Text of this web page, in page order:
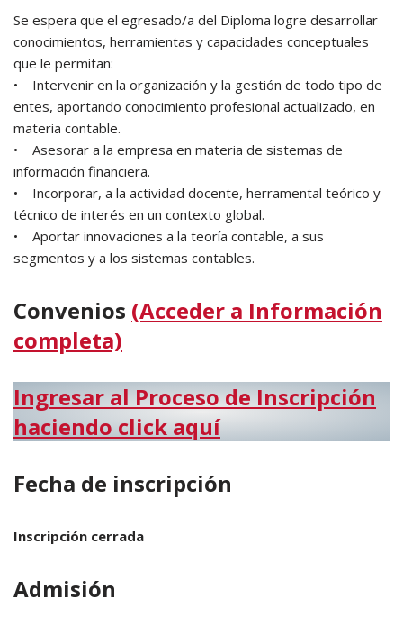
Se espera que el egresado/a del Diploma logre desarrollar
conocimientos, herramientas y capacidades conceptuales
que le permitan:
• Intervenir en la organización y la gestión de todo tipo de
entes, aportando conocimiento profesional actualizado, en
materia contable.
• Asesorar a la empresa en materia de sistemas de
información financiera.
• Incorporar, a la actividad docente, herramental teórico y
técnico de interés en un contexto global.
• Aportar innovaciones a la teoría contable, a sus
segmentos y a los sistemas contables.
Convenios (Acceder a Información
completa)
Ingresar al Proceso de Inscripción
haciendo click aquí
Fecha de inscripción
Inscripción cerrada
Admisión